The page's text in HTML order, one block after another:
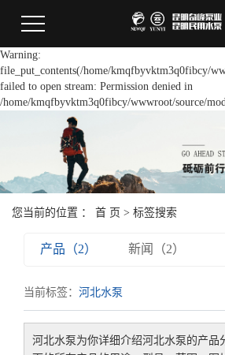
Warning:
file_put_contents(/home/kmqfbyvktm3q0fibcy/
failed to open stream: Permission denied in
/home/kmqfbyvktm3q0fibcy/wwwroot/source/
您当前的位置 ： 首 页 > 标签搜索
产品（2） 新闻（2）
当前标签： 河北水泵
河北水泵 为你详细介绍河北水泵 的产品